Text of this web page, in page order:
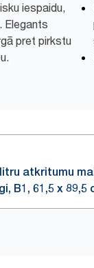
iespaidu,
Elegants
pret pirkstu
litru atkritumu
B1, 61,5 x 89,5